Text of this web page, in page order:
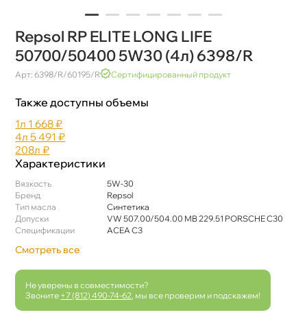
Repsol RP ELITE LONG LIFE
50700/50400 5W30 (4л) 6398/R
Арт: 6398/R/60195/R Сертифицированный продукт
Также доступны объемы
1л 1 668 ₽
4л 5 491 ₽
208л ₽
Характеристики
язкость
5W-30
Бренд
Repsol
Тип масла
Синтетика
Допуски
VW 507.00/504.00 MB 229.51 PORSCHE C30
Спецификации
ACEA C3
Смотреть все
Не уверены в совместимости?
Звоните +7 (812) 490-74-62 , мы все проверим и подскажем!